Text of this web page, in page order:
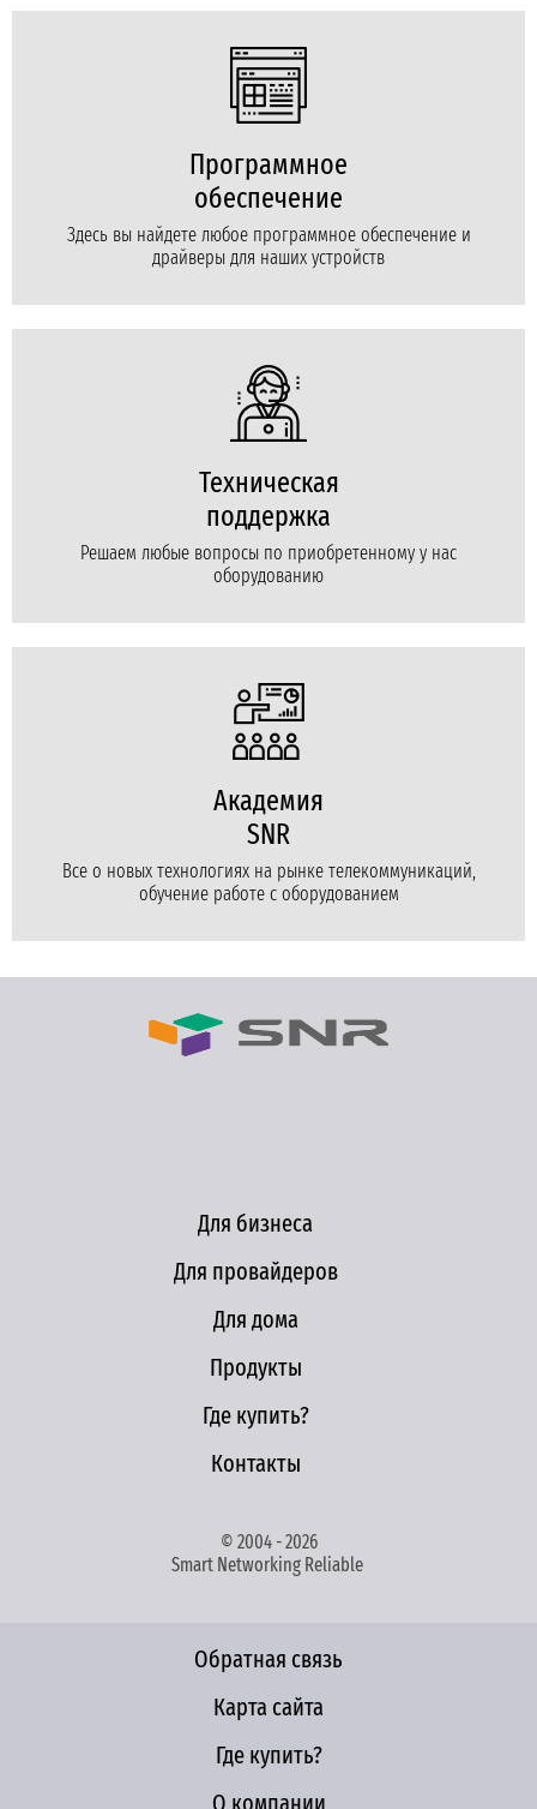
Программное
обеспечение
Здесь вы найдете любое программное обеспечение и
драйверы для наших устройств
Техническая
поддержка
Решаем любые вопросы по приобретенному у нас
оборудованию
Академия
SNR
Все о новых технологиях на рынке телекоммуникаций,
обучение работе с оборудованием
Для бизнеса
Для провайдеров
Для дома
Продукты
Где купить?
Контакты
© 2004 - 2026
Smart Networking Reliable
Обратная связь
Карта сайта
Где купить?
О компании